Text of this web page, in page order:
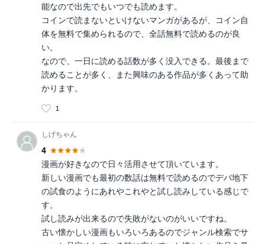
能なので出先でもいつでも読めます。
コインで読まないといけないマンガがあるが、コイン自
体を無料で集められるので、全話無料で読めるのが良
い。
なので、一日に読める話数が多く没入できる。最後まで
読めることが多く、また興味のある作品が多くあって助
かります。
1
しげちゃん
4
漫画が好きなので日々活用させて頂いています。
新しい漫画でも最初の数話は無料で読めるのでデパ地下
の試食のようにあれやこれやと試し読みしている感じで
す。
試し読みが出来るので失敗がないのがいいですね。
古い懐かしい漫画もいろいろあるのでジャンル検索でサ